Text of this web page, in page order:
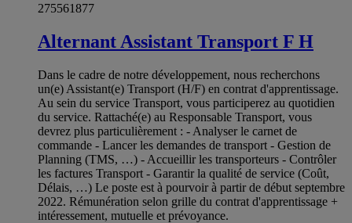
275561877
Alternant Assistant Transport F H
Dans le cadre de notre développement, nous recherchons
un(e) Assistant(e) Transport (H/F) en contrat d'apprentissage.
Au sein du service Transport, vous participerez au quotidien
du service. Rattaché(e) au Responsable Transport, vous
devrez plus particulièrement : - Analyser le carnet de
commande - Lancer les demandes de transport - Gestion de
Planning (TMS, …) - Accueillir les transporteurs - Contrôler
les factures Transport - Garantir la qualité de service (Coût,
Délais, …) Le poste est à pourvoir à partir de début septembre
2022. Rémunération selon grille du contrat d'apprentissage +
intéressement, mutuelle et prévoyance.